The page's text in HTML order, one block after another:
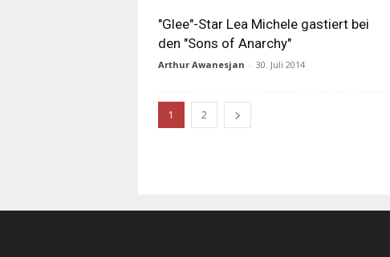
"Glee"-Star Lea Michele gastiert bei
den "Sons of Anarchy"
Arthur Awanesjan - 30. Juli 2014
1 2